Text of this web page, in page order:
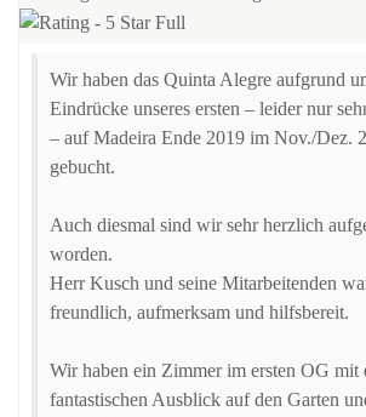
Wir haben das Quinta Alegre aufgrund
Eindrücke unseres ersten – leider nur
– auf Madeira Ende 2019 im Nov./Dez.
gebucht.
Auch diesmal sind wir sehr herzlich
worden.
Herr Kusch und seine Mitarbeitenden
freundlich, aufmerksam und hilfsbereit.
Wir haben ein Zimmer im ersten OG mit
fantastischen Ausblick auf den Garten